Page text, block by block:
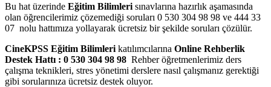
Bu hat üzerinde Eğitim Bilimleri sınavlarına hazırlık aşamasında
olan öğrencilerimiz çözemediği soruları 0 530 304 98 98 ve 444 33
07 nolu hattımıza yollayarak ücretsiz bir şekilde soruları çözülür.
CineKPSS Eğitim Bilimleri katılımcılarına Online Rehberlik
Destek Hattı : 0 530 304 98 98 Rehber öğretmenlerimiz ders
çalışma teknikleri, stres yönetimi derslere nasıl çalışmanız gerektiği
gibi sorularınıza ücretsiz destek oluyor.